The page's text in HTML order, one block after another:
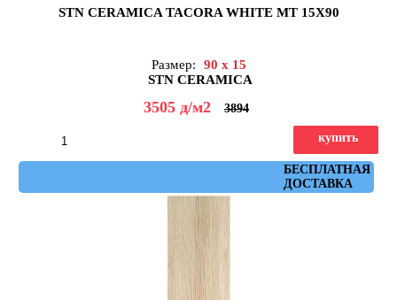
STN CERAMICA TACORA WHITE MT 15X90
Размер:
90 x 15
STN CERAMICA
3505 д/м2 3894
БЕСПЛАТНАЯ
ДОСТАВКА
купить